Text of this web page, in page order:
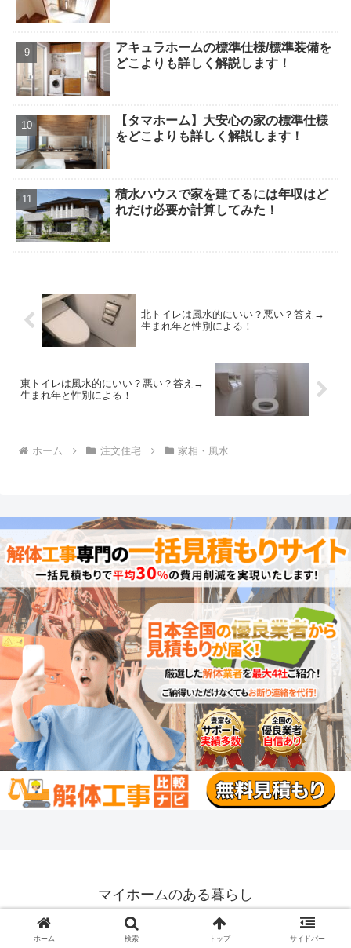
アキュラホームの標準仕様/標準装備を
どこよりも詳しく解説します！
【タマホーム】大安心の家の標準仕様
をどこよりも詳しく解説します！
積水ハウスで家を建てるには年収はど
れだけ必要か計算してみた！
北トイレは風水的にいい？悪い？答え→
生まれ年と性別による！
東トイレは風水的にいい？悪い？答え→
生まれ年と性別による！
ホーム 注文住宅 家相・風水
マイホームのある暮らし
プライバシーポリシー
お問い合わせ
ホーム 検索 トップ サイドバー